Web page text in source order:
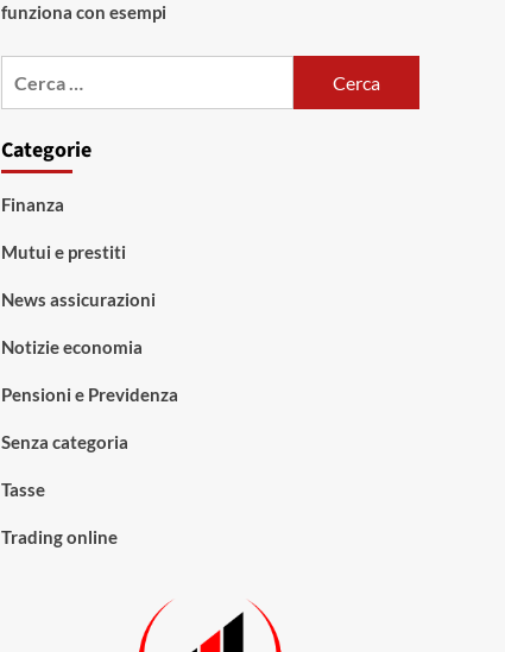
funziona con esempi
Categorie
Finanza
Mutui e prestiti
News assicurazioni
Notizie economia
Pensioni e Previdenza
Senza categoria
Tasse
Trading online